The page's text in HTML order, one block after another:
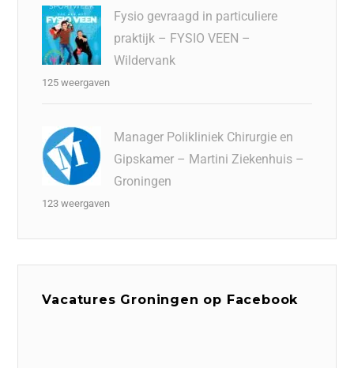
Fysio gevraagd in particuliere
praktijk – FYSIO VEEN –
Wildervank
125 weergaven
Manager Polikliniek Chirurgie en
Gipskamer – Martini Ziekenhuis –
Groningen
123 weergaven
Vacatures Groningen op Facebook